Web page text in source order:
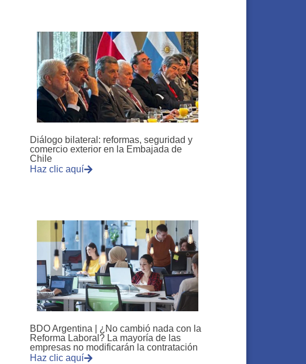
Diálogo bilateral: reformas, seguridad y
comercio exterior en la Embajada de
Chile
Haz clic aquí
BDO Argentina | ¿No cambió nada con la
Reforma Laboral? La mayoría de las
empresas no modificarán la contratación
Haz clic aquí